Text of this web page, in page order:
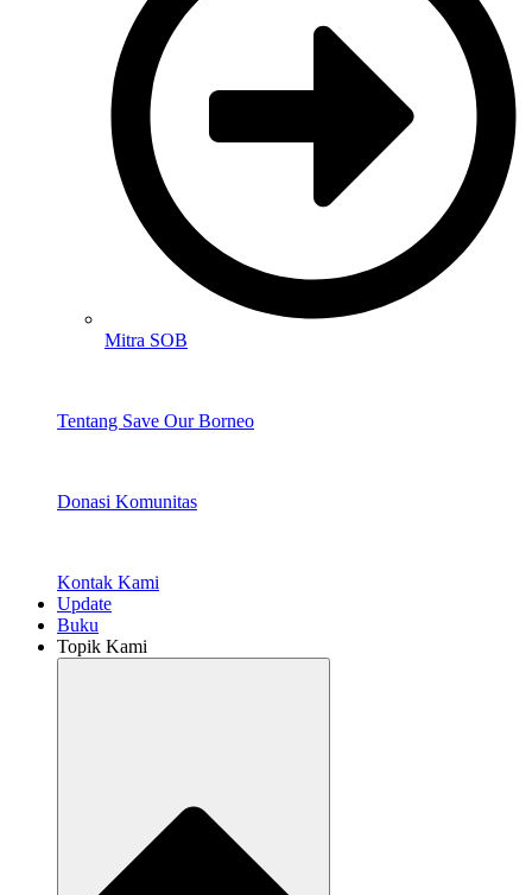
Mitra SOB
Tentang Save Our Borneo
Donasi Komunitas
Kontak Kami
Update
Buku
Topik Kami